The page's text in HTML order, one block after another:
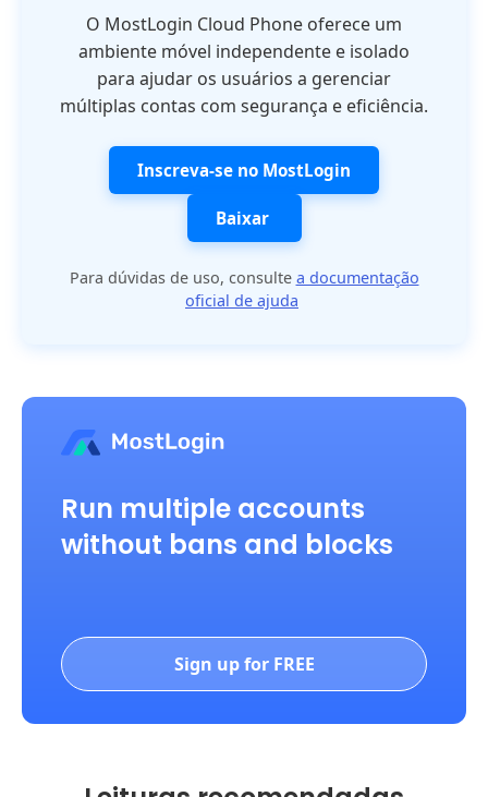
O MostLogin Cloud Phone oferece um
ambiente móvel independente e isolado
para ajudar os usuários a gerenciar
múltiplas contas com segurança e eficiência.
Inscreva-se no MostLogin
Baixar
Para dúvidas de uso, consulte a documentação
oficial de ajuda
Run multiple accounts
without bans and blocks
Sign up for FREE